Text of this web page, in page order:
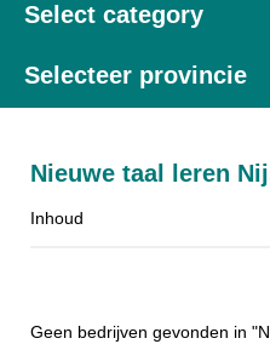
Select category
Selecteer provincie
Nieuwe taal leren
Inhoud
Geen bedrijven gevonden in